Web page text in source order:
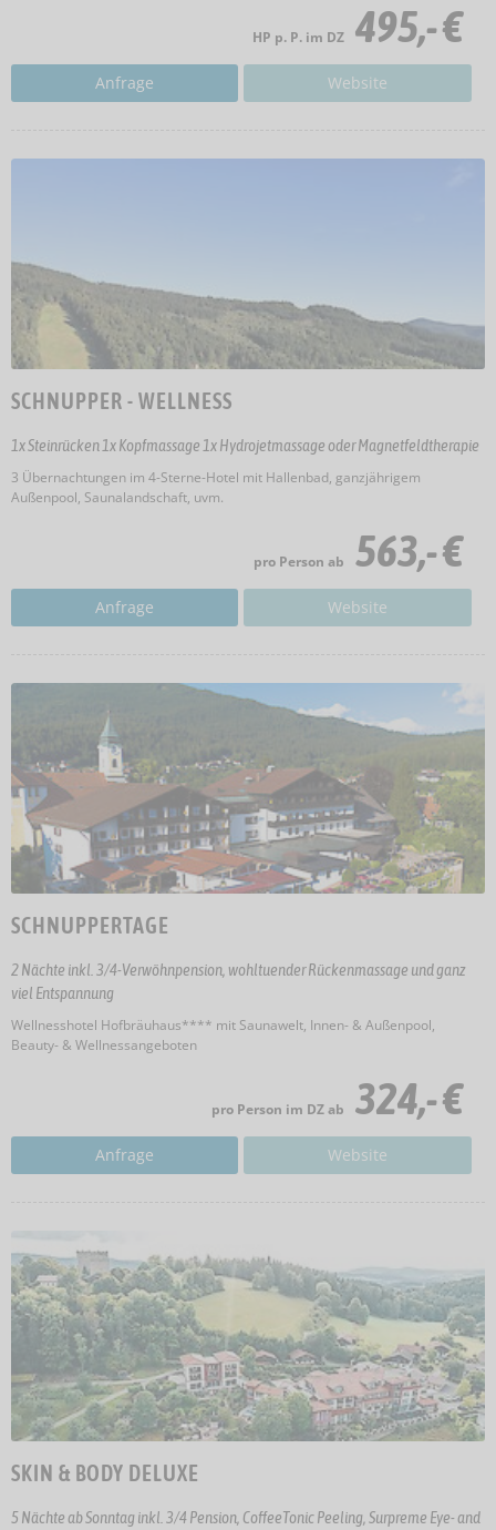
HP p. P. im DZ 495,- €
Anfrage Website
SCHNUPPER - WELLNESS
1x Steinrücken 1x Kopfmassage 1x Hydrojetmassage oder Magnetfeldtherapie
3 Übernachtungen im 4-Sterne-Hotel mit Hallenbad, ganzjährigem
Außenpool, Saunalandschaft, uvm.
pro Person ab 563,- €
Anfrage Website
SCHNUPPERTAGE
2 Nächte inkl. 3/4-Verwöhnpension, wohltuender Rückenmassage und ganz
viel Entspannung
Wellnesshotel Hofbräuhaus**** mit Saunawelt, Innen- & Außenpool,
Beauty- & Wellnessangeboten
pro Person im DZ ab 324,- €
Anfrage Website
SKIN & BODY DELUXE
5 Nächte ab Sonntag inkl. 3/4 Pension, CoffeeTonic Peeling, Surpreme Eye- and